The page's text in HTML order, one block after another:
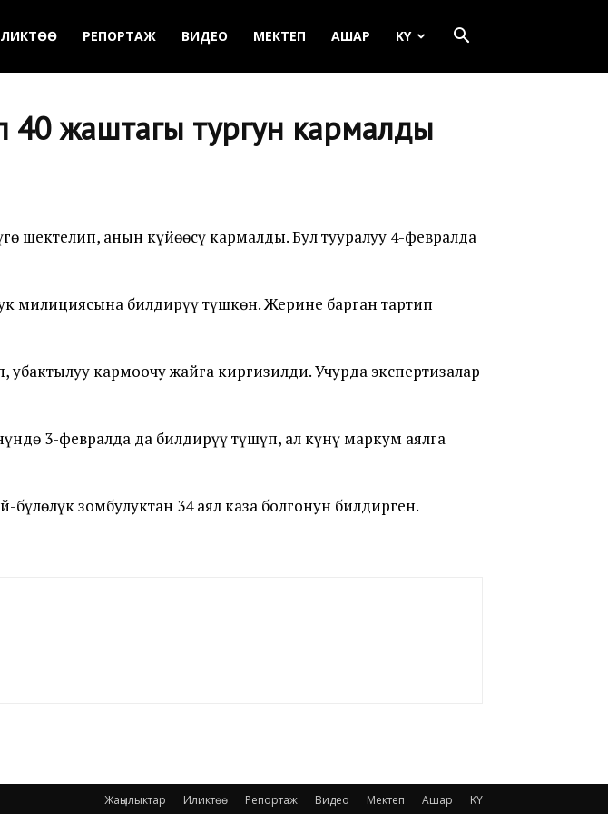
РЕПОРТАЖ ВИДЕО МЕКТЕП АШАР KY
40 жаштагы тургун кармалды
шектелип, анын күйөөсү кармалды. Бул тууралуу 4-февралда
милициясына билдирүү түшкөн. Жерине барган тартип
кармоочу жайга киргизилди. Учурда экспертизалар
3-февралда да билдирүү түшүп, ал күнү маркум аялга
зомбулуктан 34 аял каза болгонун билдирген.
Жаңылыктар Иликтөө Репортаж Видео Мектеп Ашар KY